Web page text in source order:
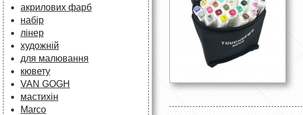
акрилових фарб
набір
лінер
художній
для малювання
кювету
VAN GOGH
мастихін
Marco